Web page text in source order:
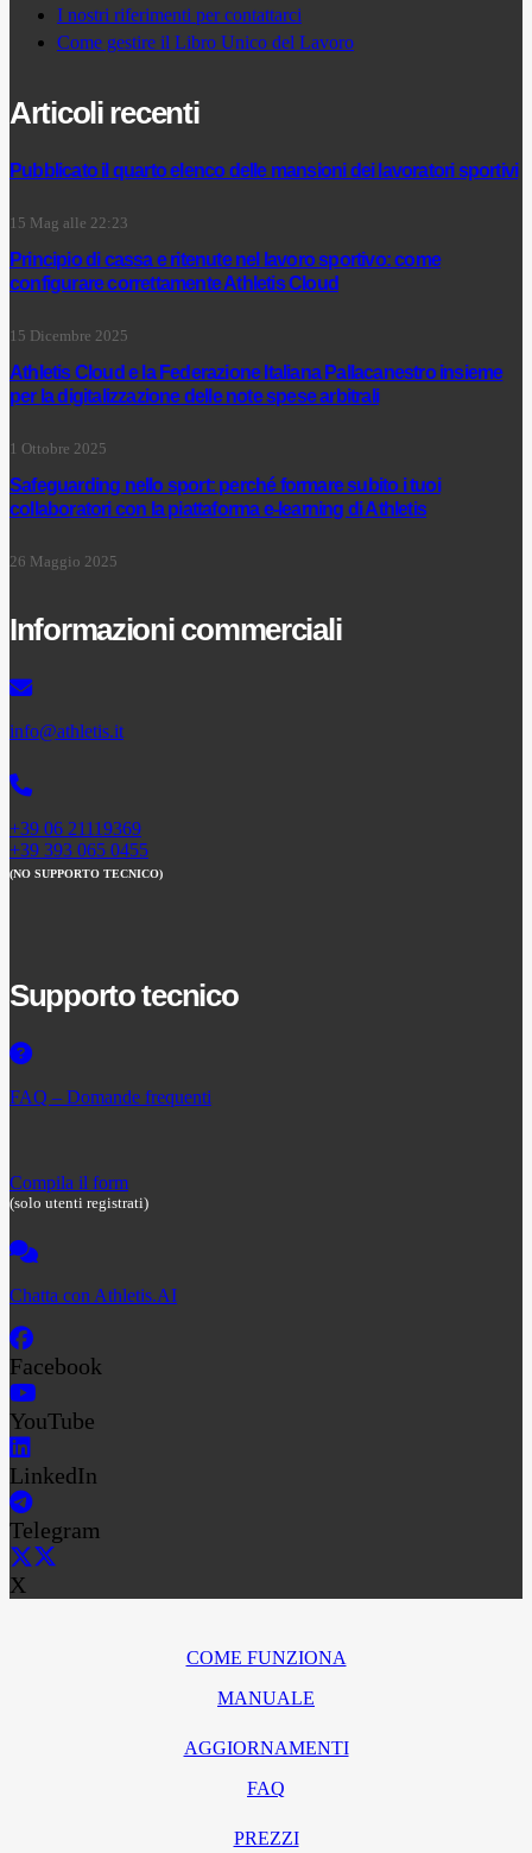
I nostri riferimenti per contattarci
Come gestire il Libro Unico del Lavoro
Articoli recenti
Pubblicato il quarto elenco delle mansioni dei lavoratori sportivi
15 Mag alle 22:23
Principio di cassa e ritenute nel lavoro sportivo: come
configurare correttamente Athletis Cloud
15 Dicembre 2025
Athletis Cloud e la Federazione Italiana Pallacanestro insieme
per la digitalizzazione delle note spese arbitrali
1 Ottobre 2025
Safeguarding nello sport: perché formare subito i tuoi
collaboratori con la piattaforma e-learning di Athletis
26 Maggio 2025
Informazioni commerciali
info@athletis.it
+39 06 21119369
+39 393 065 0455
(NO SUPPORTO TECNICO)
Supporto tecnico
FAQ – Domande frequenti
Compila il form
(solo utenti registrati)
Chatta con Athletis.AI
Facebook
YouTube
LinkedIn
Telegram
X
COME FUNZIONA
MANUALE
AGGIORNAMENTI
FAQ
PREZZI